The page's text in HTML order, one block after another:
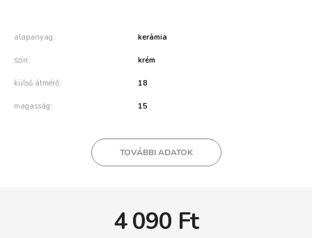
alapanyag kerámia
szín krém
külső átmérő 18
magasság 15
TOVÁBBI ADATOK
4 090 Ft